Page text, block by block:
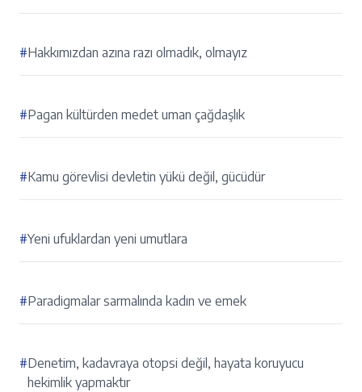
#Hakkımızdan azına razı olmadık, olmayız
#Pagan kültürden medet uman çağdaşlık
#Kamu görevlisi devletin yükü değil, gücüdür
#Yeni ufuklardan yeni umutlara
#Paradigmalar sarmalında kadın ve emek
#Denetim, kadavraya otopsi değil, hayata koruyucu
hekimlik yapmaktır